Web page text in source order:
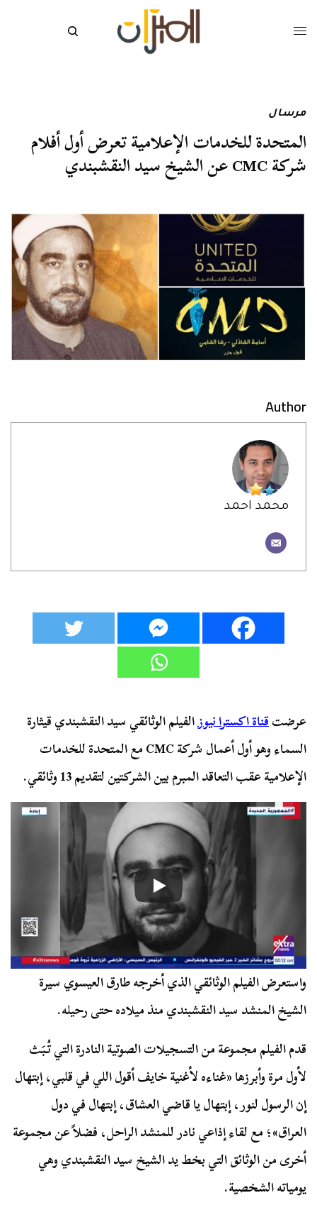
مرسال
المتحدة للخدمات الإعلامية تعرض أول أفلام
شركة CMC عن الشيخ سيد النقشبندي
Author
محمد احمد
عرضتقناة اكسترا نيوزالفيلم الوثائقي سيد النقشبندي قيثارة
السماء وهو أول أعمال شركة CMC مع المتحدة للخدمات
الإعلامية عقب التعاقد المبرم بين الشركتين لتقديم 13 وثائقي.
واستعرض الفيلم الوثائقي الذي أخرجه طارق العيسوي سيرة
الشيخ المنشد سيد النقشبندي منذ ميلاده حتى رحيله.
قدم الفيلم مجموعة من التسجيلات الصوتية النادرة التي تُبَث
لأول مرة وأبرزها «غناءه لأغنية خايف أقول اللي في قلبي، إبتهال
إن الرسول لنور، إبتهال يا قاضي العشاق، إبتهال في دول
العراق»؛ مع لقاء إذاعي نادر للمنشد الراحل، فضلاً عن مجموعة
أخرى من الوثائق التي بخط يد الشيخ سيد النقشبندي وهي
يومياته الشخصية.